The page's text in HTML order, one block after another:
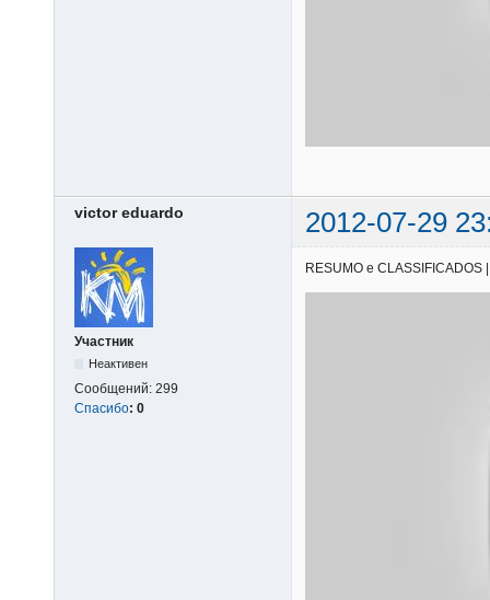
victor eduardo 2012-07-29
Участник
Неактивен
Сообщений: 299
Спасибо: 0
RESUMO e